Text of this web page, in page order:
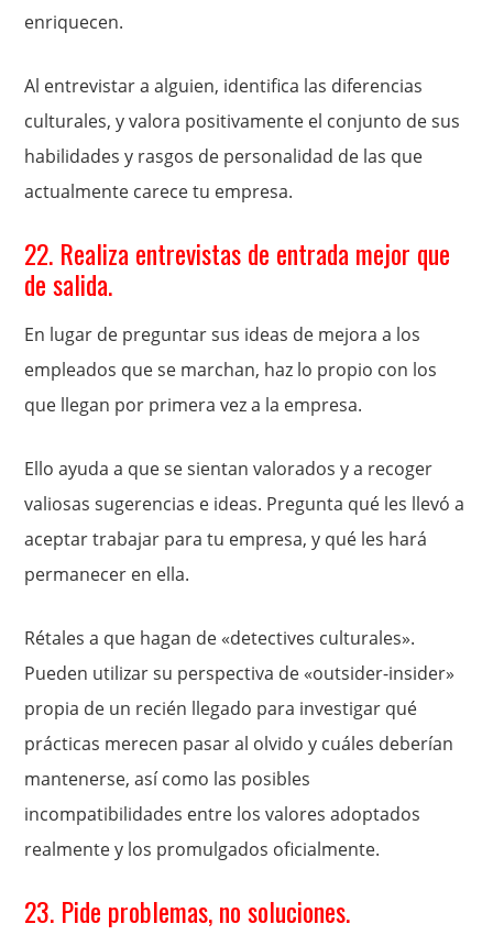
enriquecen.
Al entrevistar a alguien, identifica las diferencias
culturales, y valora positivamente el conjunto de sus
habilidades y rasgos de personalidad de las que
actualmente carece tu empresa.
22. Realiza entrevistas de entrada mejor que
de salida.
En lugar de preguntar sus ideas de mejora a los
empleados que se marchan, haz lo propio con los
que llegan por primera vez a la empresa.
Ello ayuda a que se sientan valorados y a recoger
valiosas sugerencias e ideas. Pregunta qué les llevó a
aceptar trabajar para tu empresa, y qué les hará
permanecer en ella.
Rétales a que hagan de «detectives culturales».
Pueden utilizar su perspectiva de «outsider-insider»
propia de un recién llegado para investigar qué
prácticas merecen pasar al olvido y cuáles deberían
mantenerse, así como las posibles
incompatibilidades entre los valores adoptados
realmente y los promulgados oficialmente.
23. Pide problemas, no soluciones.